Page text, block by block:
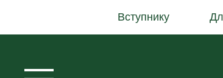
основного
Вступнику